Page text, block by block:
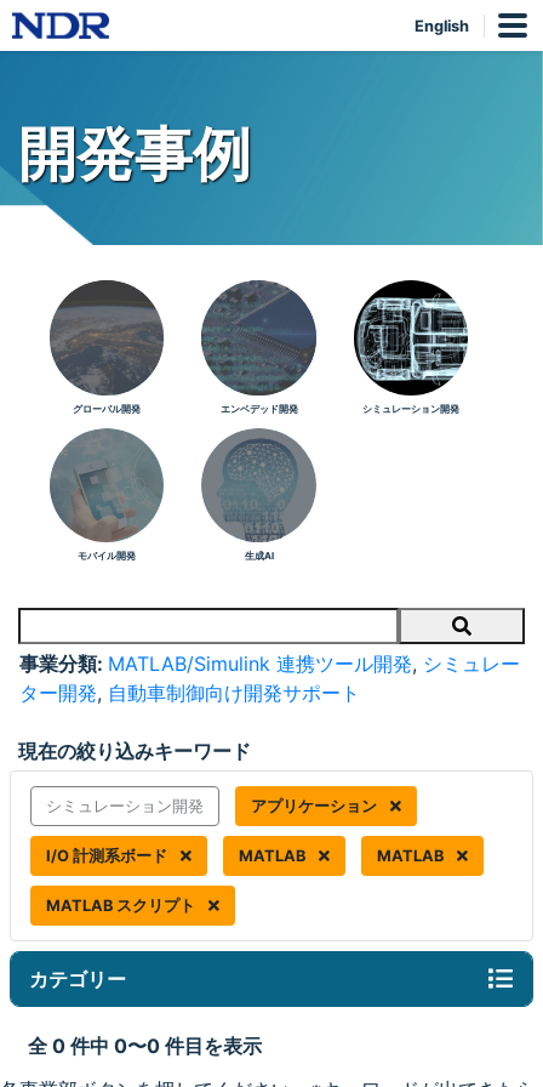
English
開発事例
グローバル開発 エンベデッド開発 シミュレーション開発
モバイル開発 生成AI
Search
事業分類: MATLAB/Simulink 連携ツール開発, シミュレー
ター開発, 自動車制御向け開発サポート
現在の絞り込みキーワード
シミュレーション開発 アプリケーション
I/O 計測系ボード MATLAB MATLAB
MATLAB スクリプト
カテゴリー
全 0 件中 0〜0 件目を表示